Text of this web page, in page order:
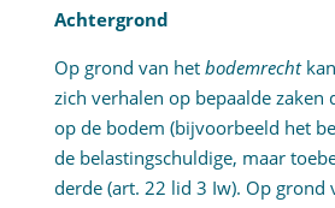
Achtergrond
Op grond van het bodemrecht
zich verhalen op bepaalde zaken
op de bodem (bijvoorbeeld het
de belastingschuldige, maar
derde (art. 22 lid 3 Iw). Op grond